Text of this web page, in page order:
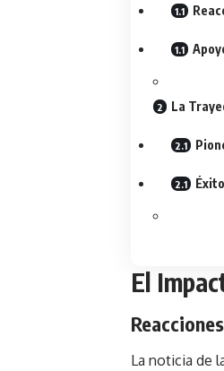
La
El
La noticia de